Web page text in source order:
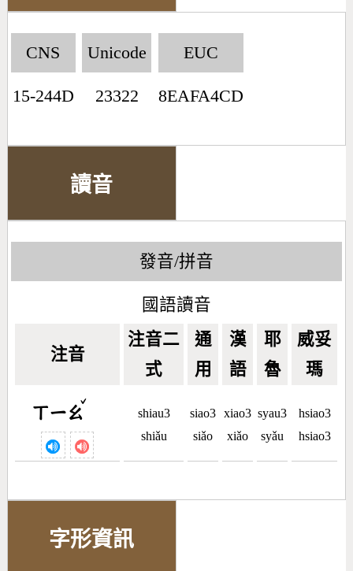
CNS
15-244D
Unicode
23322
EUC
8EAFA4CD
讀音
發音/拼音
國語讀音
注音
注音二
式
通
用
漢
語
耶
魯
威妥
瑪
ㄒㄧㄠ
ˇ
shiau3
shiǎu
siao3
siǎo
xiao3
xiǎo
syau3
syǎu
hsiao3
hsiao3
字形資訊